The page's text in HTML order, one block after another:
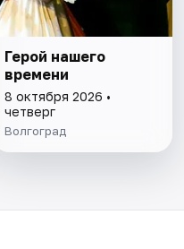
Герой нашего
времени
8 октября 2026 •
четверг
Волгоград